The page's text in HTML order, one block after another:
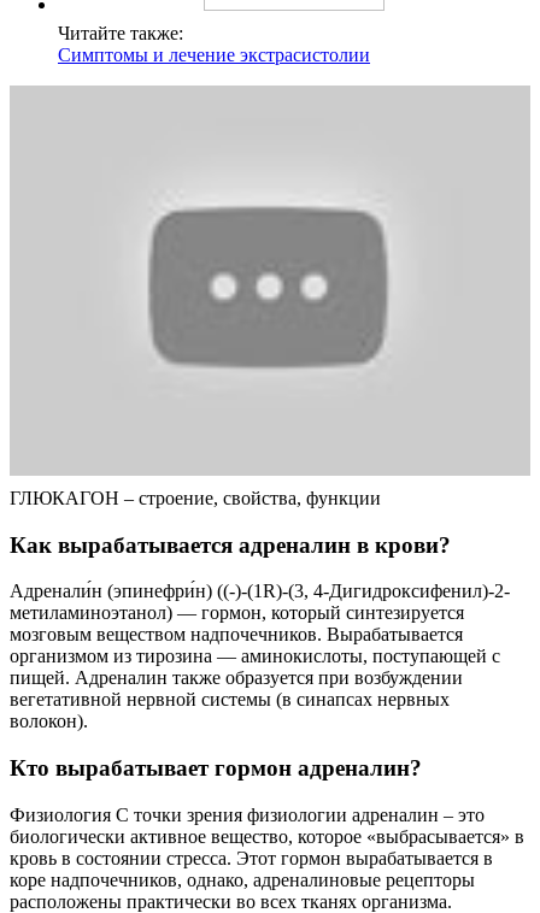
Читайте также:
Симптомы и лечение экстрасистолии
ГЛЮКАГОН – строение, свойства, функции
Как вырабатывается адреналин в крови?
Адренали́н (эпинефри́н) ((-)-(1R)-(3, 4-Дигидроксифенил)-2-
метиламиноэтанол) — гормон, который синтезируется
мозговым веществом надпочечников. Вырабатывается
организмом из тирозина — аминокислоты, поступающей с
пищей. Адреналин также образуется при возбуждении
вегетативной нервной системы (в синапсах нервных
волокон).
Кто вырабатывает гормон адреналин?
Физиология С точки зрения физиологии адреналин – это
биологически активное вещество, которое «выбрасывается» в
кровь в состоянии стресса. Этот гормон вырабатывается в
коре надпочечников, однако, адреналиновые рецепторы
расположены практически во всех тканях организма.